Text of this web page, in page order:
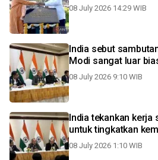
08 July 2026 14:29 WIB
India sebut
Modi sangat luar
08 July 2026 9:10 WIB
India tekankan kerja
untuk tingkatkan
08 July 2026 1:10 WIB